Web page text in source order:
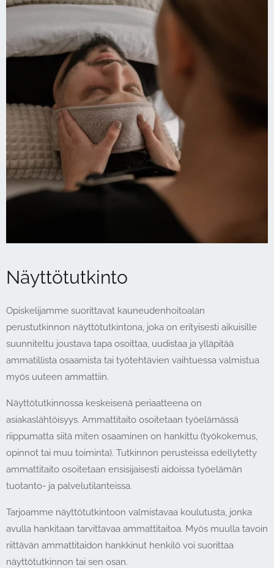
Näyttötutkinto
Opiskelijamme suorittavat kauneudenhoitoalan
perustutkinnon näyttötutkintona, joka on erityisesti aikuisille
suunniteltu joustava tapa osoittaa, uudistaa ja ylläpitää
ammatillista osaamista tai työtehtävien vaihtuessa valmistua
myös uuteen ammattiin.
Näyttötutkinnossa keskeisenä periaatteena on
asiakaslähtöisyys. Ammattitaito osoitetaan työelämässä
riippumatta siitä miten osaaminen on hankittu (työkokemus,
opinnot tai muu toiminta). Tutkinnon perusteissa edellytetty
ammattitaito osoitetaan ensisijaisesti aidoissa työelämän
tuotanto- ja palvelutilanteissa.
Tarjoamme näyttötutkintoon valmistavaa koulutusta, jonka
avulla hankitaan tarvittavaa ammattitaitoa. Myös muulla tavoin
riittävän ammattitaidon hankkinut henkilö voi suorittaa
näyttötutkinnon tai sen osan.